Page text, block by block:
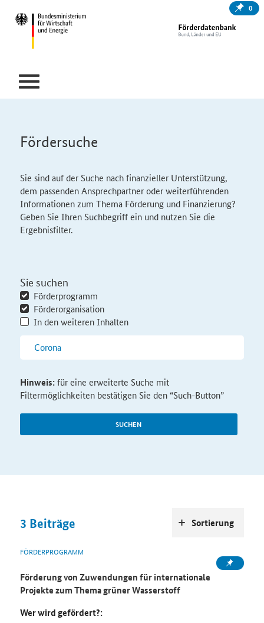
0
Fördersuche
Sie sind auf der Suche nach finanzieller Unterstützung,
dem passenden Ansprechpartner oder weiterführenden
Informationen zum Thema Förderung und Finanzierung?
Geben Sie Ihren Suchbegriff ein und nutzen Sie die
Ergebnisfilter.
Sie suchen
Förderprogramm
Förderorganisation
In den weiteren Inhalten
SUCHEN
Hinweis:für eine erweiterte Suche mit
Filtermöglichkeiten bestätigen Sie den “Such-Button”
3 Beiträge
FÖRDERPROGRAMM
Förderung von Zuwendungen für internationale
Projekte zum Thema grüner Wasserstoff
Wer wird gefördert?:
Sortierung